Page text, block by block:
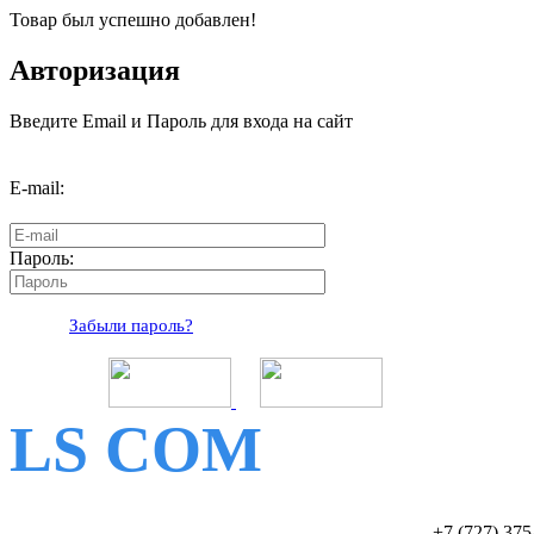
Товар был успешно добавлен!
Авторизация
Введите Email и Пароль для входа на сайт
E-mail:
Пароль:
Забыли пароль?
LS COM